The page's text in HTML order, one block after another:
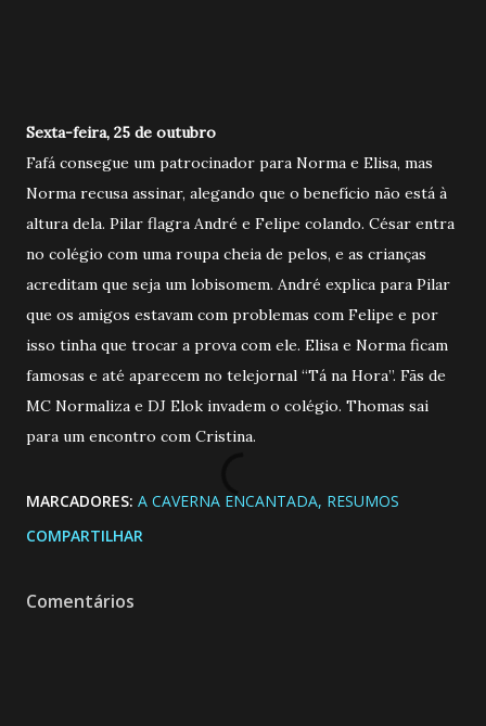
Sexta-feira, 25 de outubro
Fafá consegue um patrocinador para Norma e Elisa, mas
Norma recusa assinar, alegando que o benefício não está à
altura dela. Pilar flagra André e Felipe colando. César entra
no colégio com uma roupa cheia de pelos, e as crianças
acreditam que seja um lobisomem. André explica para Pilar
que os amigos estavam com problemas com Felipe e por
isso tinha que trocar a prova com ele. Elisa e Norma ficam
famosas e até aparecem no telejornal “Tá na Hora”. Fãs de
MC Normaliza e DJ Elok invadem o colégio. Thomas sai
para um encontro com Cristina.
MARCADORES: A CAVERNA ENCANTADA RESUMOS
COMPARTILHAR
Comentários